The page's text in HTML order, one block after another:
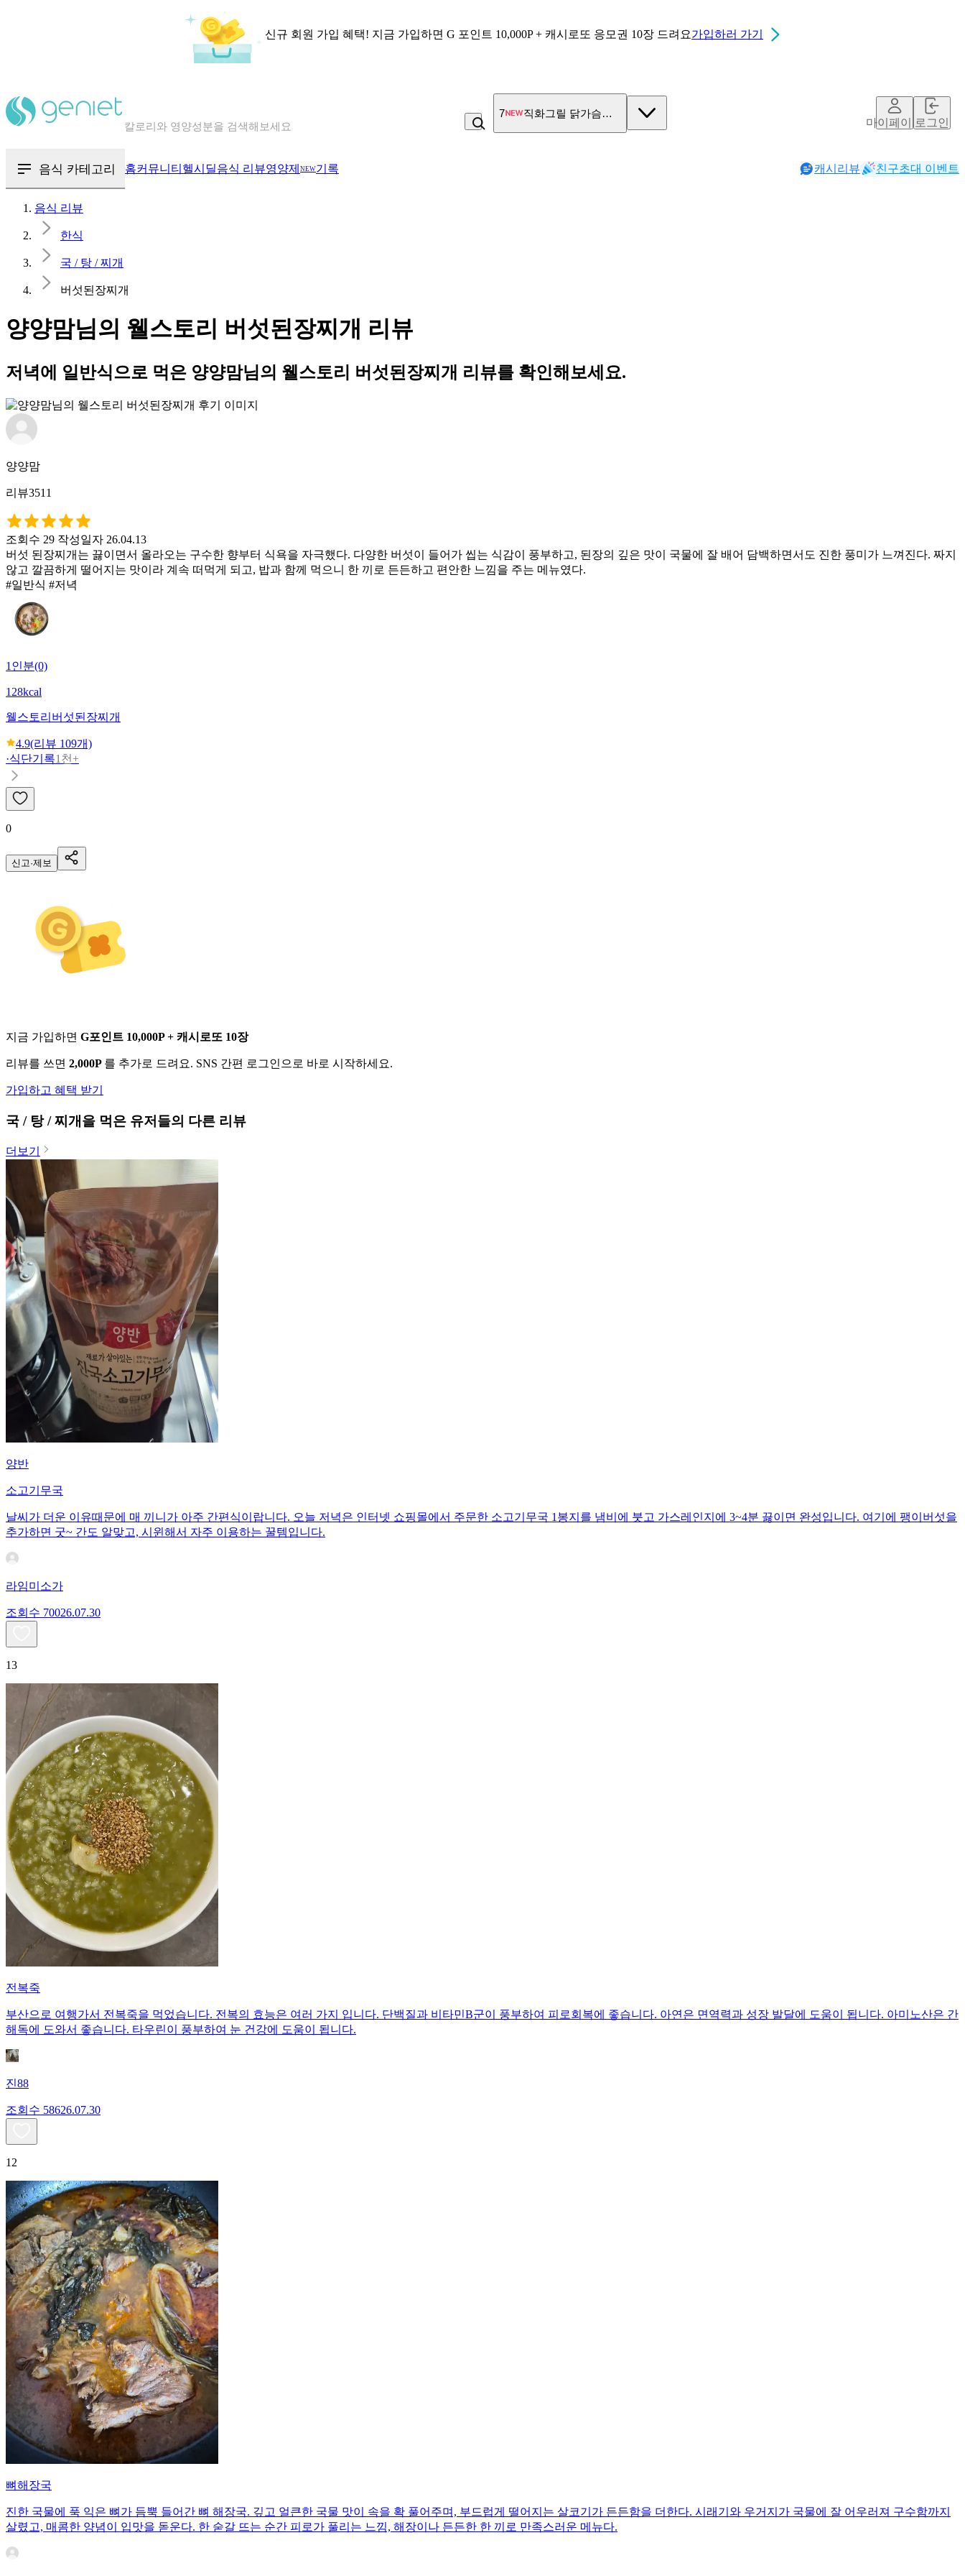
신규 회원 가입 혜택! 지금 가입하면 G 포인트 10,000P + 캐시로또 응모권 10장 드려요가입하러 가기
혈당 · 다이어트 음식 검색해보세요
7 직화그릴 닭가슴살 큐브 칮ㄷ
마이페이지로그인
음식 카테고리 홈커뮤니티 헬시딜음식 리뷰영양제 NEW기록 캐시리뷰 친구초대 이벤트
음식 리뷰
한식
국 / 탕 / 찌개
버섯된장찌개
양양맘님의 웰스토리 버섯된장찌개 리뷰
저녁에 일반식으로 먹은 양양맘님의 웰스토리 버섯된장찌개 리뷰를 확인해보세요.
양양맘
리뷰3511
조회수 29 작성일자 26.04.13
버섯 된장찌개는 끓이면서 올라오는 구수한 향부터 식욕을 자극했다. 다양한 버섯이 들어가 씹는 식감이 풍부하고, 된장의 깊은 맛이 국물에 잘 배어 담백하면서도 진한 풍미가 느껴진다. 짜지
않고 깔끔하게 떨어지는 맛이라 계속 떠먹게 되고, 밥과 함께 먹으니 한 끼로 든든하고 편안한 느낌을 주는 메뉴였다.
#일반식 #저녁
1인분(0)
128kcal
웰스토리 버섯된장찌개
4.9(리뷰 109개)
·식단기록1천+
0
신고·제보
지금 가입하면 G포인트 10,000P + 캐시로또 10장
리뷰를 쓰면 2,000P 를 추가로 드려요. SNS 간편 로그인으로 바로 시작하세요.
가입하고 혜택 받기
국 / 탕 / 찌개 을 먹은 유저들의 다른 리뷰
더보기
양반
소고기무국
날씨가 더운 이유때문에 매 끼니가 아주 간편식이랍니다. 오늘 저녁은 인터넷 쇼핑몰에서 주문한 소고기무국 1봉지를 냄비에 붓고 가스레인지에 3~4분 끓이면 완성입니다. 여기에 팽이버섯을
추가하면 굿~ 간도 알맞고, 시윈해서 자주 이용하는 꿀템입니다.
라임미소가
조회수 70026.07.30
13
전복죽
부산으로 여행가서 전복죽을 먹었습니다. 전복의 효능은 여러 가지 입니다. 단백질과 비타민B군이 풍부하여 피로회복에 좋습니다. 아연은 면역력과 성장 발달에 도움이 됩니다. 아미노산은 간
해독에 도와서 좋습니다. 타우린이 풍부하여 눈 건강에 도움이 됩니다.
진88
조회수 58626.07.30
12
뼈해장국
진한 국물에 푹 익은 뼈가 듬뿍 들어간 뼈 해장국. 깊고 얼큰한 국물 맛이 속을 확 풀어주며, 부드럽게 떨어지는 살코기가 든든함을 더한다. 시래기와 우거지가 국물에 잘 어우러져 구수함까지
살렸고, 매콤한 양념이 입맛을 돋운다. 한 숟갈 뜨는 순간 피로가 풀리는 느낌, 해장이나 든든한 한 끼로 만족스러운 메뉴다.